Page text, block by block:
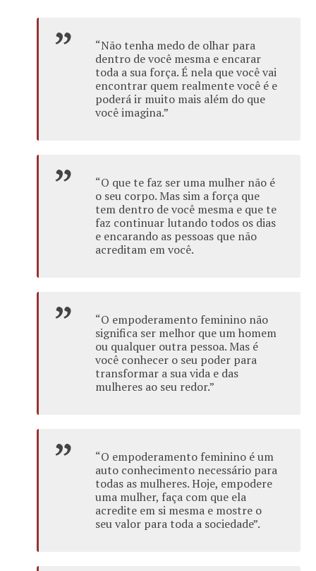
“Não tenha medo de olhar para
dentro de você mesma e encarar
toda a sua força. É nela que você vai
encontrar quem realmente você é e
poderá ir muito mais além do que
você imagina.”
“O que te faz ser uma mulher não é
o seu corpo. Mas sim a força que
tem dentro de você mesma e que te
faz continuar lutando todos os dias
e encarando as pessoas que não
acreditam em você.
“O empoderamento feminino não
significa ser melhor que um homem
ou qualquer outra pessoa. Mas é
você conhecer o seu poder para
transformar a sua vida e das
mulheres ao seu redor.”
“O empoderamento feminino é um
auto conhecimento necessário para
todas as mulheres. Hoje, empodere
uma mulher, faça com que ela
acredite em si mesma e mostre o
seu valor para toda a sociedade”.